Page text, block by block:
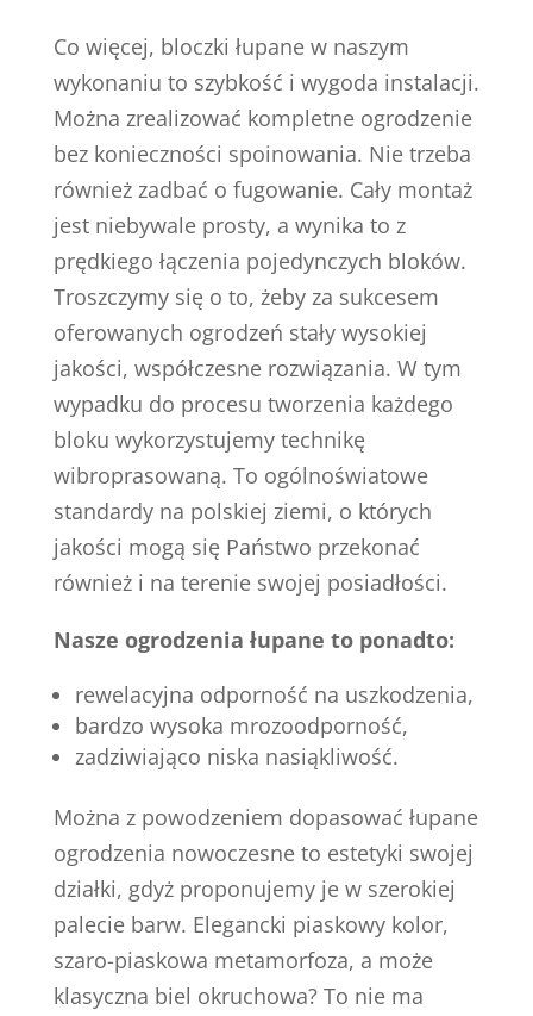
Co więcej, bloczki łupane w naszym
wykonaniu to szybkość i wygoda instalacji.
Można zrealizować kompletne ogrodzenie
bez konieczności spoinowania. Nie trzeba
również zadbać o fugowanie. Cały montaż
jest niebywale prosty, a wynika to z
prędkiego łączenia pojedynczych bloków.
Troszczymy się o to, żeby za sukcesem
oferowanych ogrodzeń stały wysokiej
jakości, współczesne rozwiązania. W tym
wypadku do procesu tworzenia każdego
bloku wykorzystujemy technikę
wibroprasowaną. To ogólnoświatowe
standardy na polskiej ziemi, o których
jakości mogą się Państwo przekonać
również i na terenie swojej posiadłości.
Nasze ogrodzenia łupane to ponadto:
rewelacyjna odporność na uszkodzenia,
bardzo wysoka mrozoodporność,
zadziwiająco niska nasiąkliwość.
Można z powodzeniem dopasować łupane
ogrodzenia nowoczesne to estetyki swojej
działki, gdyż proponujemy je w szerokiej
palecie barw. Elegancki piaskowy kolor,
szaro-piaskowa metamorfoza, a może
klasyczna biel okruchowa? To nie ma